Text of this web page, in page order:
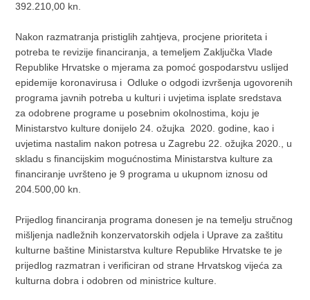
392.210,00 kn.
Nakon razmatranja pristiglih zahtjeva, procjene prioriteta i
potreba te revizije financiranja, a temeljem Zaključka Vlade
Republike Hrvatske o mjerama za pomoć gospodarstvu uslijed
epidemije koronavirusa i Odluke o odgodi izvršenja ugovorenih
programa javnih potreba u kulturi i uvjetima isplate sredstava
za odobrene programe u posebnim okolnostima, koju je
Ministarstvo kulture donijelo 24. ožujka 2020. godine, kao i
uvjetima nastalim nakon potresa u Zagrebu 22. ožujka 2020., u
skladu s financijskim mogućnostima Ministarstva kulture za
financiranje uvršteno je 9 programa u ukupnom iznosu od
204.500,00 kn.
Prijedlog financiranja programa donesen je na temelju stručnog
mišljenja nadležnih konzervatorskih odjela i Uprave za zaštitu
kulturne baštine Ministarstva kulture Republike Hrvatske te je
prijedlog razmatran i verificiran od strane Hrvatskog vijeća za
kulturna dobra i odobren od ministrice kulture.